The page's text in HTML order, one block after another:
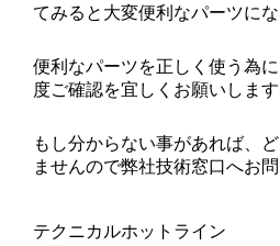
てみると大変便利なパーツにな
便利なパーツを正しく使う為
度ご確認を宜しくお願いしま
もし分からない事があれば、
ませんので弊社技術窓口へお
テクニカルホットライン